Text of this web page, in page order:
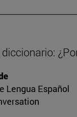
Lengua Español